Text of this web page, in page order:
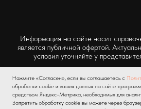
Информация на сайте носит
является публичной офертой.
условия уточняйте у
Нажмите «Согласен», если вы соглашаетесь с
обработки cookie и ваших данных на сайте
средством Яндекс-Метрика, необходимых для
Запретить обработку cookie вы можете через